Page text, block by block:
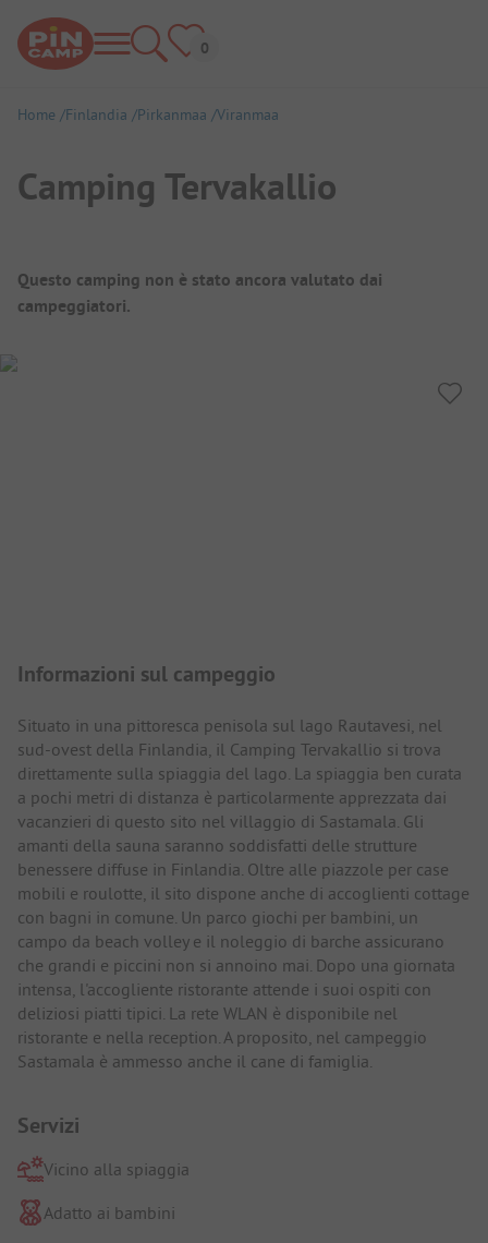
Home Finlandia Pirkanmaa Viranmaa
Camping Tervakallio
Panoramica del campeggio
Questo camping non è stato ancora valutato dai
campeggiatori.
Informazioni sul campeggio
Situato in una pittoresca penisola sul lago Rautavesi, nel
sud-ovest della Finlandia, il Camping Tervakallio si trova
direttamente sulla spiaggia del lago. La spiaggia ben curata
a pochi metri di distanza è particolarmente apprezzata dai
vacanzieri di questo sito nel villaggio di Sastamala. Gli
amanti della sauna saranno soddisfatti delle strutture
benessere diffuse in Finlandia. Oltre alle piazzole per case
mobili e roulotte, il sito dispone anche di accoglienti cottage
con bagni in comune. Un parco giochi per bambini, un
campo da beach volley e il noleggio di barche assicurano
che grandi e piccini non si annoino mai. Dopo una giornata
intensa, l'accogliente ristorante attende i suoi ospiti con
deliziosi piatti tipici. La rete WLAN è disponibile nel
ristorante e nella reception. A proposito, nel campeggio
Sastamala è ammesso anche il cane di famiglia.
Servizi
Vicino alla spiaggia
Adatto ai bambini